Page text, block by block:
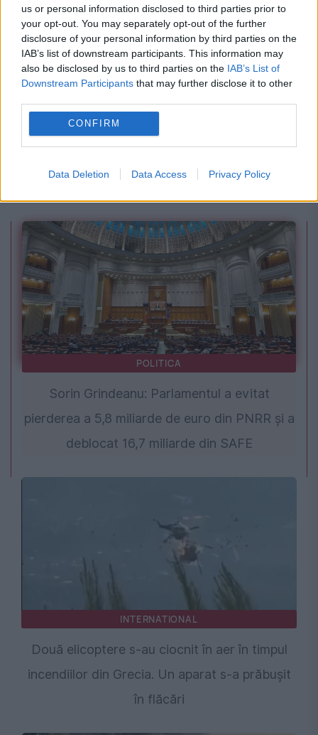
us or personal information disclosed to third parties prior to
your opt-out. You may separately opt-out of the further
disclosure of your personal information by third parties on the
IAB’s list of downstream participants. This information may
also be disclosed by us to third parties on the IAB’s List of
Downstream Participants that may further disclose it to other
CONFIRM
Data Deletion Data Access Privacy Policy
INTERNATIONAL
Clarificările IGSU și IGAv după accidentul din
POLITICA
Sorin Grindeanu: Parlamentul a evitat
pierderea a 5,8 miliarde de euro din PNRR și a
deblocat 16,7 miliarde din SAFE
INTERNATIONAL
Două elicoptere s-au ciocnit în aer în timpul
incendiilor din Grecia. Un aparat s-a prăbușit
în flăcări